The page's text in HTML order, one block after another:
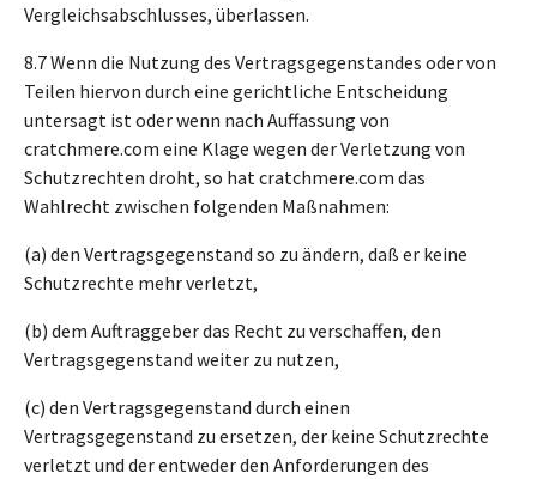
Vergleichsabschlusses, überlassen.
8.7 Wenn die Nutzung des Vertragsgegenstandes oder von
Teilen hiervon durch eine gerichtliche Entscheidung
untersagt ist oder wenn nach Auffassung von
cratchmere.com eine Klage wegen der Verletzung von
Schutzrechten droht, so hat cratchmere.com das
Wahlrecht zwischen folgenden Maßnahmen:
(a) den Vertragsgegenstand so zu ändern, daß er keine
Schutzrechte mehr verletzt,
(b) dem Auftraggeber das Recht zu verschaffen, den
Vertragsgegenstand weiter zu nutzen,
(c) den Vertragsgegenstand durch einen
Vertragsgegenstand zu ersetzen, der keine Schutzrechte
verletzt und der entweder den Anforderungen des